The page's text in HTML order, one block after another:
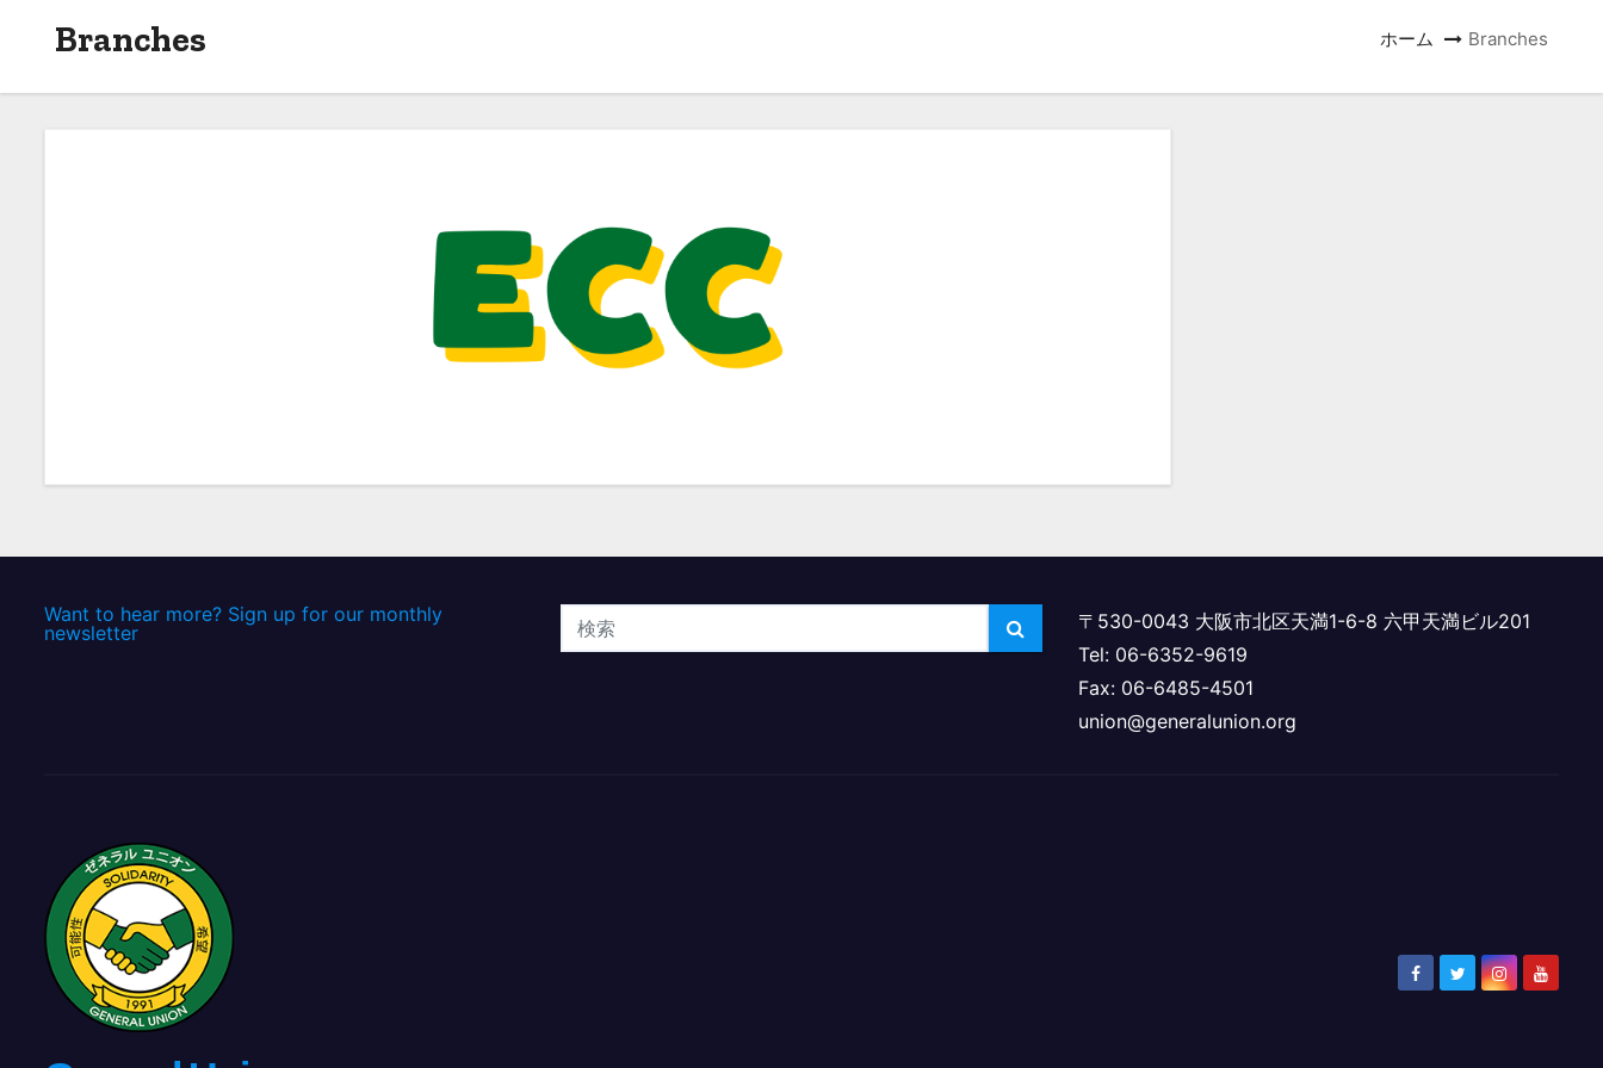
Branches ホーム Branches
Want to hear more? Sign up for our monthly
newsletter
〒530-0043 大阪市北区天満1-6-8 六甲天満ビル201
Tel: 06-6352-9619
Fax: 06-6485-4501
union@generalunion.org